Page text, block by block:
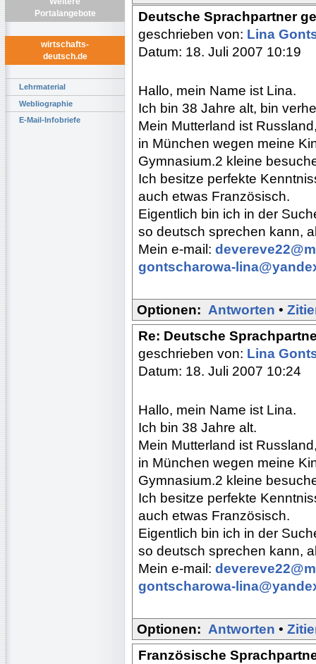
Portalangebote
wirtschafts-
deutsch.de
Lehrmaterial
Webliographie
E-Mail-Infobriefe
Deutsche Sprachpartner
geschrieben von: Lina
Datum: 18. Juli 2007 10:19
Hallo, mein Name ist Lina.
Ich bin 38 Jahre alt, bin
Mein Mutterland ist
in München wegen meine
Gymnasium.2 kleine
Ich besitze perfekte
auch etwas Französisch.
Eigentlich bin ich in der
so deutsch sprechen kann,
Mein e-mail:
gontscharowa-
Optionen: Antworten •
Re: Deutsche
geschrieben von: Lina
Datum: 18. Juli 2007 10:24
Hallo, mein Name ist Lina.
Ich bin 38 Jahre alt.
Mein Mutterland ist
in München wegen meine
Gymnasium.2 kleine
Ich besitze perfekte
auch etwas Französisch.
Eigentlich bin ich in der
so deutsch sprechen kann,
Mein e-mail:
gontscharowa-
Optionen: Antworten •
Französische